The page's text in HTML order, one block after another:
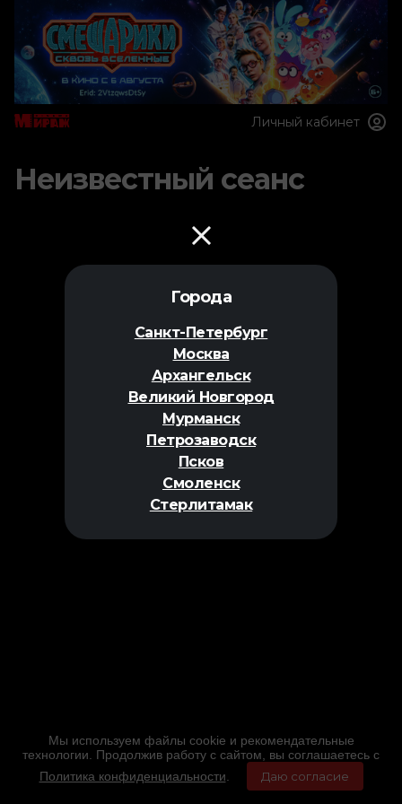
Города
Санкт-Петербург
Москва
Архангельск
Великий Новгород
Мурманск
Петрозаводск
Псков
Смоленск
Стерлитамак
Личный кабинет
Неизвестный сеанс
Мы используем файлы cookie и рекомендательные
технологии. Продолжив работу с сайтом, вы соглашаетесь с
Политика конфиденциальности
Даю согласие